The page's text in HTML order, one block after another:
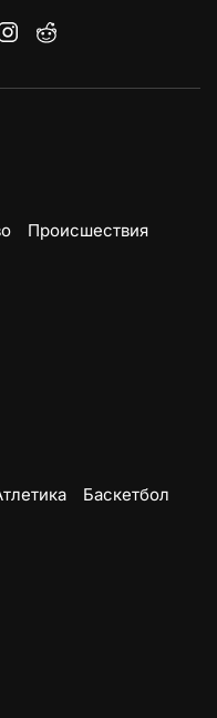
Происшествия
Баскетбол